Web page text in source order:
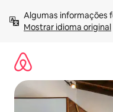
para
Mostrar idioma original